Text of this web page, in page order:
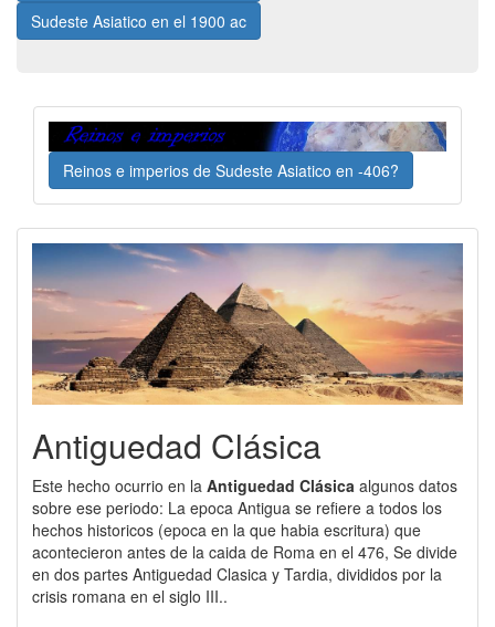
Sudeste Asiatico en el 1900 ac
Reinos e imperios de Sudeste Asiatico en -406?
Antiguedad Clásica
Este hecho ocurrio en la Antiguedad Clásica algunos datos
sobre ese periodo: La epoca Antigua se refiere a todos los
hechos historicos (epoca en la que habia escritura) que
acontecieron antes de la caida de Roma en el 476, Se divide
en dos partes Antiguedad Clasica y Tardia, divididos por la
crisis romana en el siglo III..